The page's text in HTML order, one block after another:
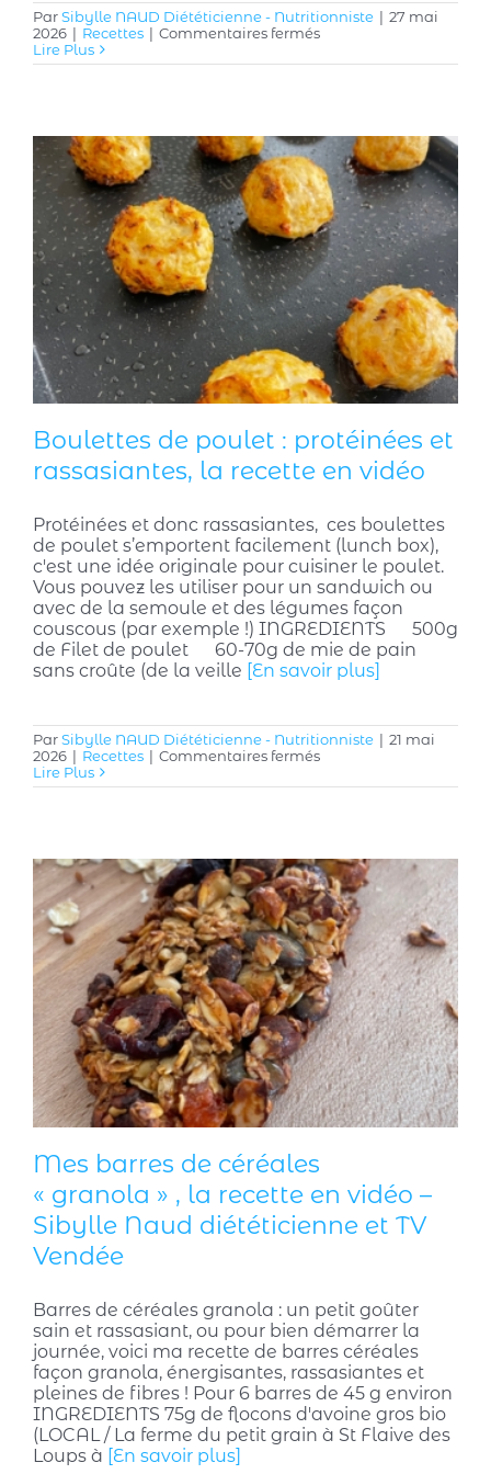
ParSibylle NAUD Diététicienne - Nutritionniste | 27 mai
2026 | Recettes | Commentaires ferméssur
aux
aux
fruits
avec
un
biscuit
cuillère
maison
Lire Plus
Boulettes de poulet : protéinées et
rassasiantes, la recette en vidéo
Protéinées et donc rassasiantes, ces boulettes
de poulet s’emportent facilement (lunch box),
c'est une idée originale pour cuisiner le poulet.
Vous pouvez les utiliser pour un sandwich ou
avec de la semoule et des légumes façon
couscous (par exemple !) INGREDIENTS 500g
de Filet de poulet 60-70g de mie de pain
sans croûte (de la veille [En savoir plus]
ParSibylle NAUD Diététicienne - Nutritionniste | 21 mai
2026 | Recettes | Commentaires ferméssur
de
rassasiantes,
la
recette
en
vidéo
Lire Plus
Mes barres de céréales
« granola » , la recette en vidéo –
Sibylle Naud diététicienne et TV
Vendée
Barres de céréales granola : un petit goûter
sain et rassasiant, ou pour bien démarrer la
journée, voici ma recette de barres céréales
façon granola, énergisantes, rassasiantes et
pleines de fibres ! Pour 6 barres de 45 g environ
INGREDIENTS 75g de flocons d'avoine gros bio
(LOCAL / La ferme du petit grain à St Flaive des
Loups à [En savoir plus]